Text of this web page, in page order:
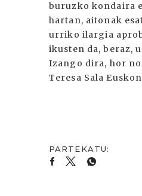
buruzko kondaira
hartan, aitonak
urriko ilargia
ikusten da, beraz,
Izango dira, hor
Teresa Sala